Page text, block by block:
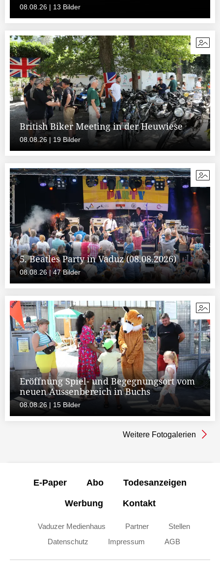
08.08.26 | 13 Bilder
British Biker Meeting in der Heuwiese
08.08.26 | 19 Bilder
5. Beatles Party in Vaduz (08.08.2026)
08.08.26 | 47 Bilder
Eröffnung Spiel- und Begegnungsort vom
neuen Aussenbereich in Buchs
08.08.26 | 15 Bilder
Weitere Fotogalerien
E-Paper Abo Todesanzeigen
Werbung Kontakt
Vaduzer Medienhaus Partner
Stellen
Datenschutz
Impressum AGB